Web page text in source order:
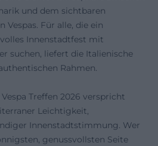
und dem sichtbaren
Vespas. Für alle, die ein
Innenstadtfest mit
suchen, liefert die Italienische
Rahmen.
Treffen 2026 verspricht
Leichtigkeit,
Innenstadtstimmung. Wer
genussvollsten Seite